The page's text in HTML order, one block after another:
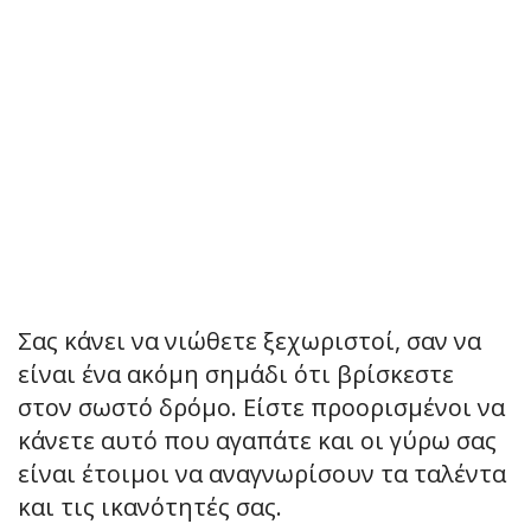
Σας κάνει να νιώθετε ξεχωριστοί, σαν να
είναι ένα ακόμη σημάδι ότι βρίσκεστε
στον σωστό δρόμο. Είστε προορισμένοι να
κάνετε αυτό που αγαπάτε και οι γύρω σας
είναι έτοιμοι να αναγνωρίσουν τα ταλέντα
και τις ικανότητές σας.